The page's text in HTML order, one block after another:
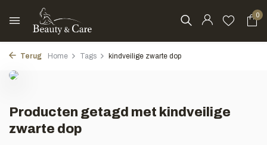
0
Terug Home Tags kindveilige zwarte dop
Producten getagd met kindveilige
zwarte dop